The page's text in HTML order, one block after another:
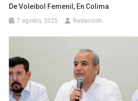
De Voleibol Femenil, En Colima
7 agosto, 2025 Redacción